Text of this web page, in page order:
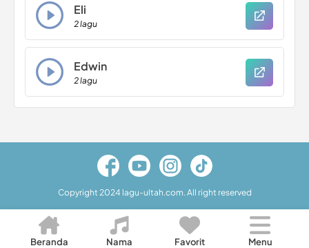
Eli
2 lagu
Edwin
2 lagu
Copyright 2024 lagu-ultah.com. All right reserved
Beranda Nama Favorit Menu